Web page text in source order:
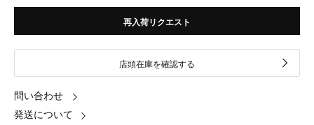
再入荷リクエスト
店頭在庫を確認する
問い合わせ
発送について